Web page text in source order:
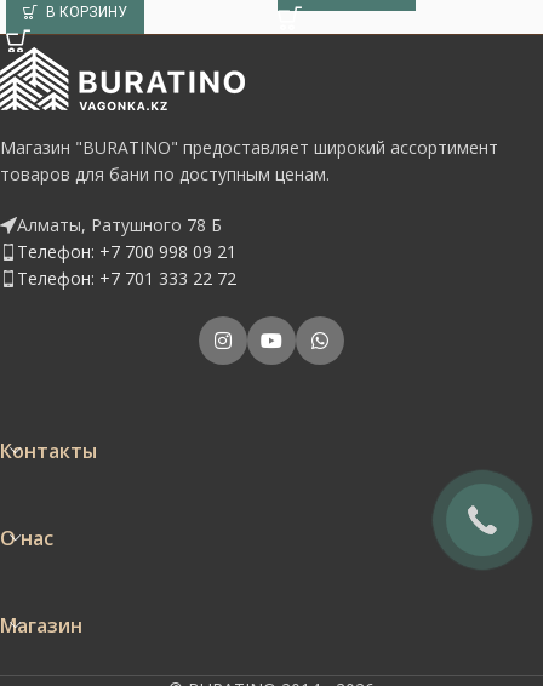
В КОРЗИНУ
Магазин "BURATINO" предоставляет широкий ассортимент
товаров для бани по доступным ценам.
Алматы, Ратушного 78 Б
Телефон: +7 700 998 09 21
Телефон: +7 701 333 22 72
Контакты
О нас
Магазин